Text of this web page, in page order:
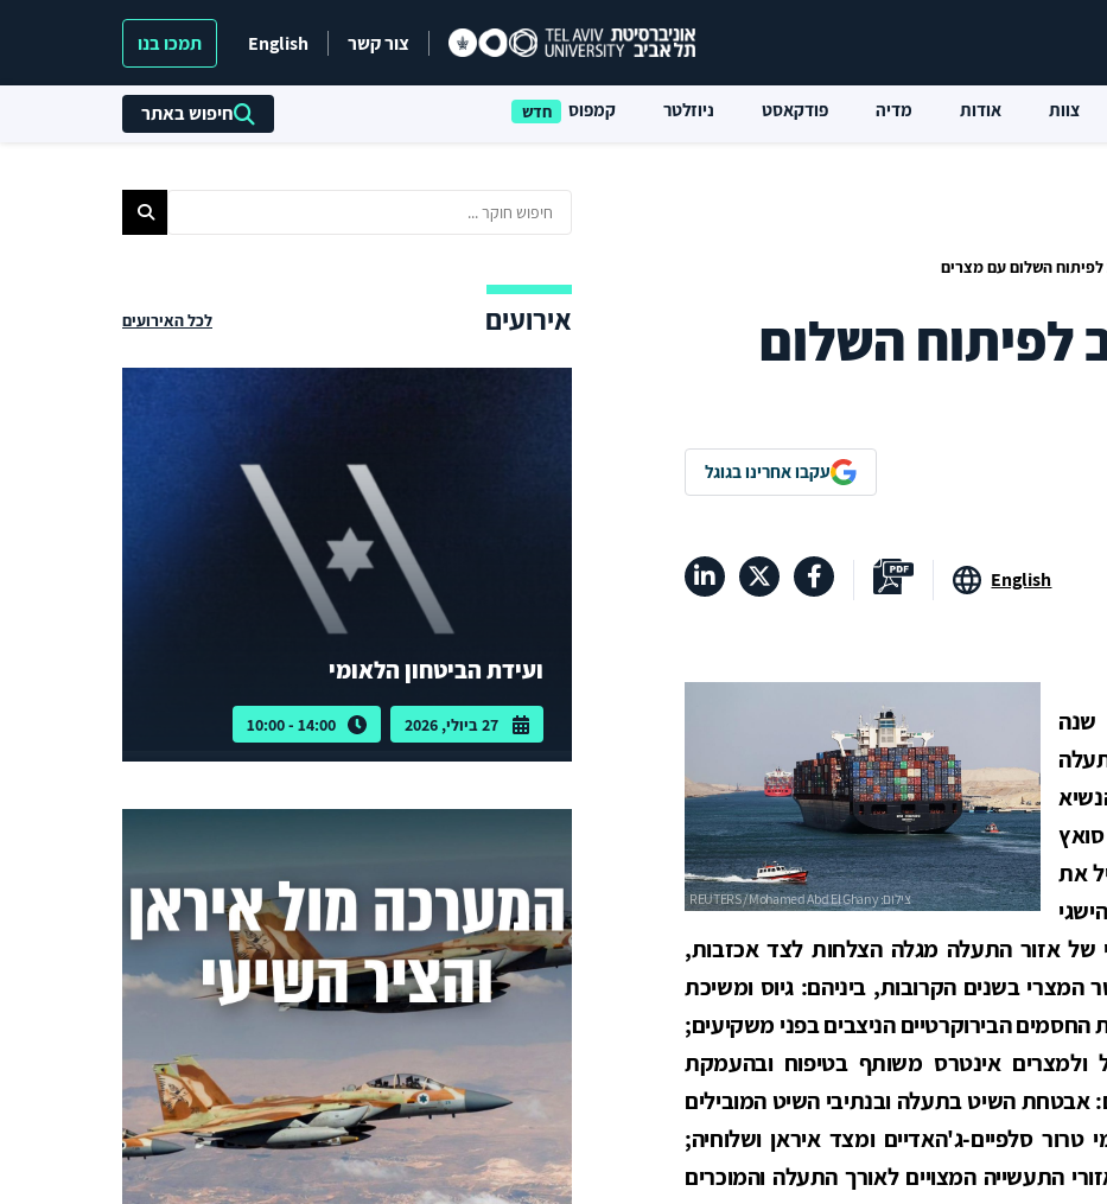
צור קשר English תמכו בנו
צוות אודות מדיה פודקאסט ניוזלטר קמפוס חיפוש באתר
השלום עם מצרים
לפיתוח השלום
עקבו אחרינו בגוגל
English
מצרים מציינת בימים אלה 150 שנה
הנשיא
את
של אזור התעלה מגלה הצלחות לצד אכזבות,
בשנים הקרובות, ביניהם: גיוס ומשיכת
הבירוקרטיים הניצבים בפני משקיעים;
אינטרס משותף בטיפוח ובהעמקת
אבטחת השיט בתעלה ובנתיבי השיט המובילים
טרור סלפיים-ג'האדיים ומצד איראן ושלוחיה;
התעשייה המצויים לאורך התעלה והמוכרים
אירועים לכל האירועים
ועידת הביטחון הלאומי
27 ביולי, 2026 14:00 - 10:00